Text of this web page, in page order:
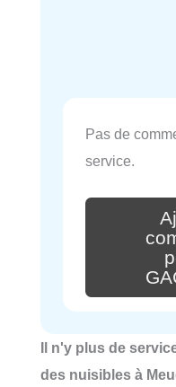
Pas de
service.
Il n'y plus de
des nuisibles à